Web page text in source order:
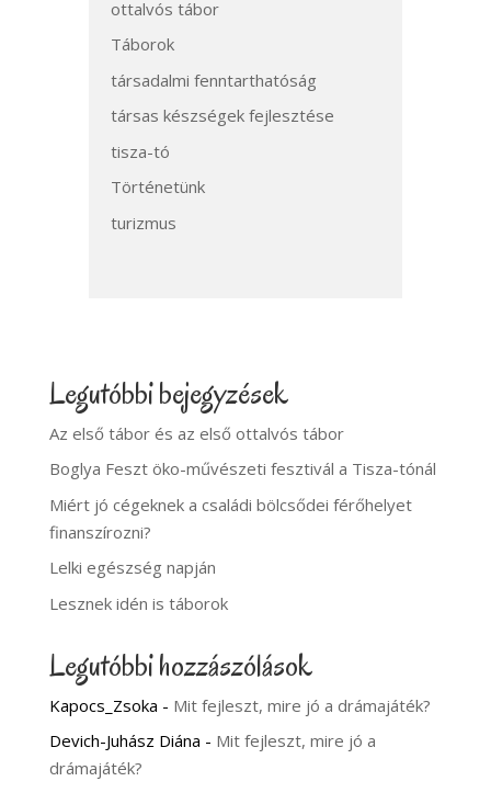
ottalvós tábor
Táborok
társadalmi fenntarthatóság
társas készségek fejlesztése
tisza-tó
Történetünk
turizmus
Legutóbbi bejegyzések
Az első tábor és az első ottalvós tábor
Boglya Feszt öko-művészeti fesztivál a Tisza-tónál
Miért jó cégeknek a családi bölcsődei férőhelyet
finanszírozni?
Lelki egészség napján
Lesznek idén is táborok
Legutóbbi hozzászólások
Kapocs_Zsoka - Mit fejleszt, mire jó a drámajáték?
Devich-Juhász Diána - Mit fejleszt, mire jó a
drámajáték?